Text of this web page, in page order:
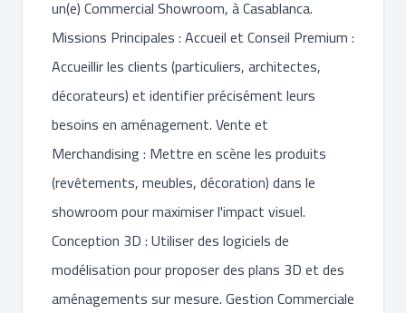
un(e) Commercial Showroom, à Casablanca.
Missions Principales : Accueil et Conseil Premium :
Accueillir les clients (particuliers, architectes,
décorateurs) et identifier précisément leurs
besoins en aménagement. Vente et
Merchandising : Mettre en scène les produits
(revêtements, meubles, décoration) dans le
showroom pour maximiser l'impact visuel.
Conception 3D : Utiliser des logiciels de
modélisation pour proposer des plans 3D et des
aménagements sur mesure. Gestion Commerciale